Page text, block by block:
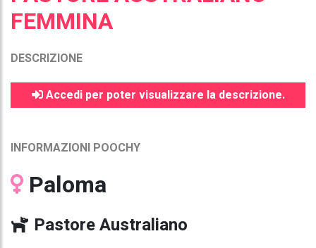
FEMMINA
DESCRIZIONE
Accedi per poter visualizzare la descrizione.
INFORMAZIONI POOCHY
Paloma
Pastore Australiano